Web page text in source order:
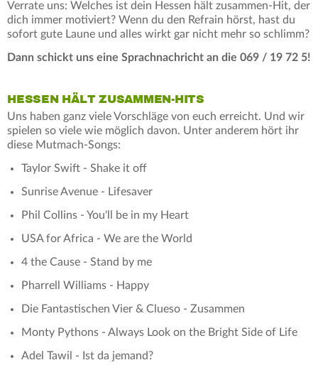
Verrate uns: Welches ist dein Hessen hält zusammen-Hit, der
dich immer motiviert? Wenn du den Refrain hörst, hast du
sofort gute Laune und alles wirkt gar nicht mehr so schlimm?
Dann schickt uns eine Sprachnachricht an die 069 / 19 72 5!
HESSEN HÄLT ZUSAMMEN-HITS
Uns haben ganz viele Vorschläge von euch erreicht. Und wir
spielen so viele wie möglich davon. Unter anderem hört ihr
diese Mutmach-Songs:
Taylor Swift - Shake it off
Sunrise Avenue - Lifesaver
Phil Collins - You'll be in my Heart
USA for Africa - We are the World
4 the Cause - Stand by me
Pharrell Williams - Happy
Die Fantastischen Vier & Clueso - Zusammen
Monty Pythons - Always Look on the Bright Side of Life
Adel Tawil - Ist da jemand?